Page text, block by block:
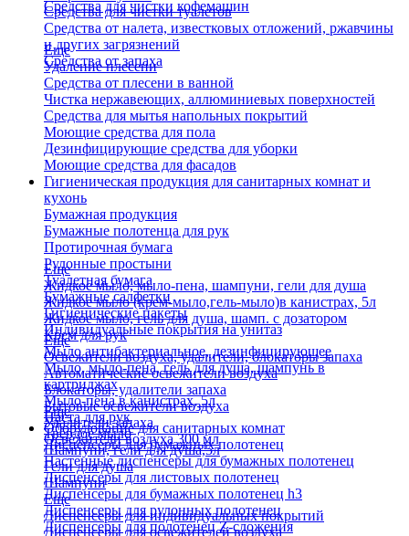
Средства для чистки кофемашин
Средства для чистки туалетов
Средства от налета, известковых отложений, ржавчины
и других загрязнений
Средства от запаха
Еще
Удаление плесени
Средства от плесени в ванной
Чистка нержавеющих, аллюминиевых поверхностей
Средства для мытья напольных покрытий
Моющие средства для пола
Дезинфицирующие средства для уборки
Моющие средства для фасадов
Гигиеническая продукция для санитарных комнат и
кухонь
Бумажная продукция
Бумажные полотенца для рук
Протирочная бумага
Рулонные простыни
Туалетная бумага
Бумажные салфетки
Гигиенические пакеты
Индивидуальные покрытия на унитаз
Еще
Жидкое мыло, мыло-пена, шампуни, гели для душа
Жидкое мыло (крем-мыло,гель-мыло)в канистрах, 5л
Жидкое мыло, гель для душа, шамп. с дозатором
Крем для рук
Мыло антибактериальное, дезинфицирующее
Мыло, мыло-пена, гель для душа, шампунь в
картриджах
Мыло-пена в канистрах, 5л
Паста для рук
Твердое мыло
Шампуни, гели для душа,5л
Гели для душа
Шампуни
Еще
Освежители воздуха, удалители, блокаторы запаха
Автоматические освежители воздуха
Блокаторы, удалители запаха
Бытовые освежители воздуха
Удалители запаха
Освежители воздуха 300 мл
Еще
Оборудование для санитарных комнат
Диспенсеры для бумажных полотенец
Настенные диспенсеры для бумажных полотенец
Диспенсеры для листовых полотенец
Диспенсеры для бумажных полотенец h3
Диспенсеры для рулонных полотенец
Диспенсеры для полотенец Z-сложения
Еще
Диспенсеры для индивидуальных покрытий
Диспенсеры для освежителей воздуха